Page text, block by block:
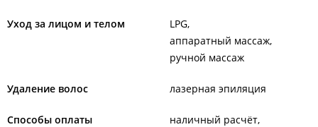
Уход за лицом и телом
LPG
аппаратный массаж
ручной массаж
Удаление волос лазерная эпиляция
Способы оплаты
наличный расчёт